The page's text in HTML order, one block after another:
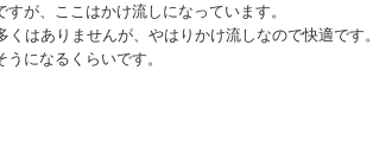
が、ここはかけ流しになっています。
はありませんが、やはりかけ流しなので快適です。
になるくらいです。